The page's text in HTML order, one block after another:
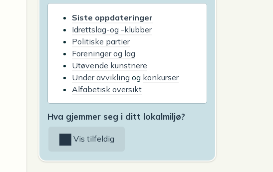
Siste oppdateringer
Idrettslag-og -klubber
Politiske partier
Foreninger og lag
Utøvende kunstnere
Under avvikling og konkurser
Alfabetisk oversikt
Hva gjemmer seg i ditt lokalmiljø?
Vis tilfeldig